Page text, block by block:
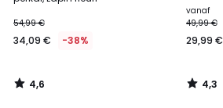
54,99 €
34,09 € -38%
4,6
/
vanaf
49,99 €
29,99 €
4,3
/